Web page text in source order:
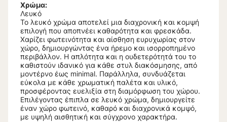
Χρώμα:
Λευκό
Το λευκό χρώμα αποτελεί μια διαχρονική και κομψή
επιλογή που αποπνέει καθαρότητα και φρεσκάδα.
Χαρίζει φωτεινότητα και αίσθηση ευρυχωρίας στον
χώρο, δημιουργώντας ένα ήρεμο και ισορροπημένο
περιβάλλον. Η απλότητα και η ουδετερότητά του το
καθιστούν ιδανικό για κάθε στυλ διακόσμησης, από
μοντέρνο έως minimal. Παράλληλα, συνδυάζεται
εύκολα με κάθε χρωματική παλέτα και υλικό,
προσφέροντας ευελιξία στη διαμόρφωση του χώρου.
Επιλέγοντας έπιπλα σε λευκό χρώμα, δημιουργείτε
έναν χώρο φωτεινό, καθαρό και διαχρονικά κομψό,
με υψηλή αισθητική και σύγχρονο χαρακτήρα.